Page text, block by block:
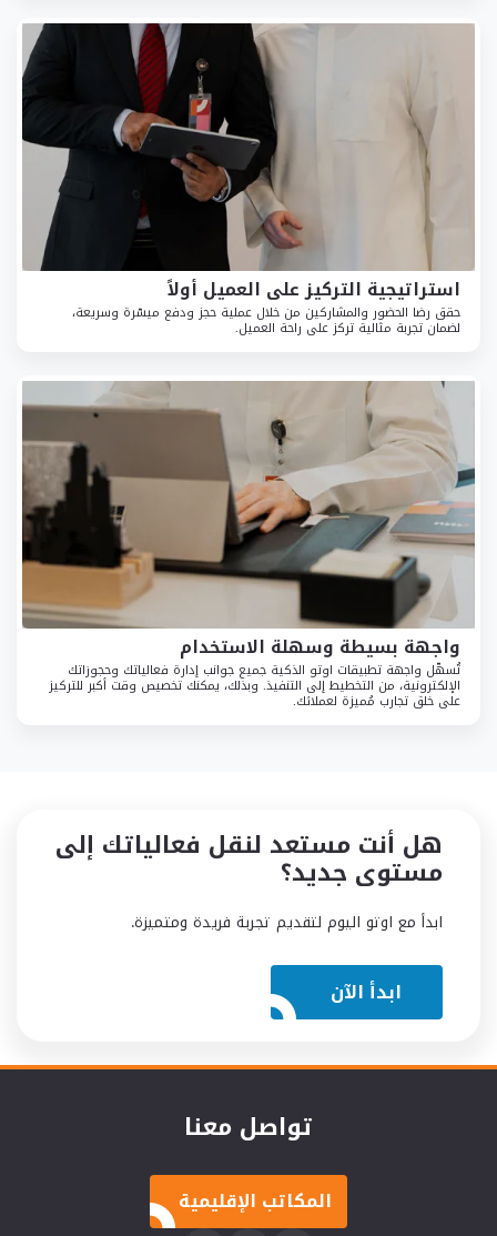
استراتيجية التركيز على العميل أولاً
حقق رضا الحضور والمشاركين من خلال عملية حجز ودفع ميسّرة وسريعة،
لضمان تجربة مثالية تركز على راحة العميل.
واجهة بسيطة وسهلة الاستخدام
تُسهّل واجهة تطبيقات اوتو الذكية جميع جوانب إدارة فعالياتك وحجوزاتك
الإلكترونية، من التخطيط إلى التنفيذ. وبذلك، يمكنك تخصيص وقت أكبر للتركيز
على خلق تجارب مُميزة لعملائك.
هل أنت مستعد لنقل فعالياتك إلى
مستوى جديد؟
ابدأ مع اوتو اليوم لتقديم تجربة فريدة ومتميزة.
ابدأ الآن
تواصل معنا
المكاتب الإقليمية